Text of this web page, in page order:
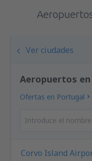
Ver ciudades
Aeropuertos
Ofertas en Portugal
Corvo Island